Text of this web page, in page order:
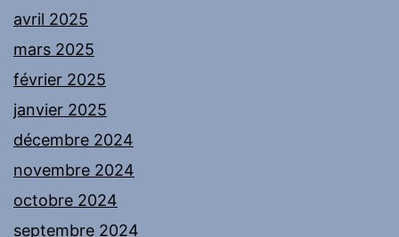
avril 2025
mars 2025
février 2025
janvier 2025
décembre 2024
novembre 2024
octobre 2024
septembre 2024